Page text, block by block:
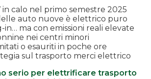
in calo nel primo semestre 2025
auto nuove è elettrico puro
in… ma con emissioni reali elevate
nei centri minori
o esauriti in poche ore
sul trasporto merci elettrico
serio per elettrificare trasporto